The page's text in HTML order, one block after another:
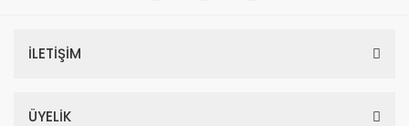
İLETİŞİM
ÜYELİK